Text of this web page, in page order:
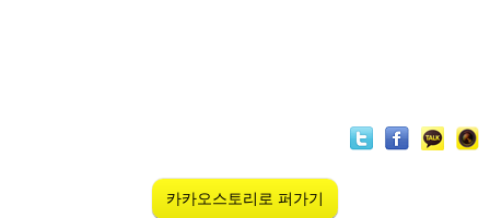
카카오스토리로 퍼가기